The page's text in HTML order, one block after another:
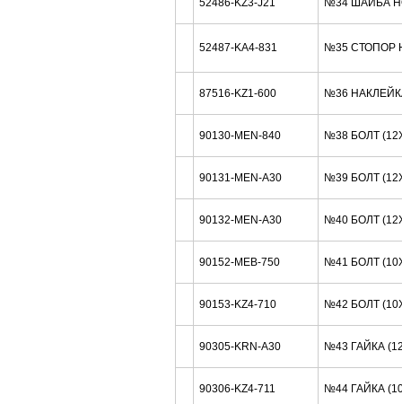
52486-KZ3-J21 №34 ШАЙБА
52487-KA4-831 №35 СТОПОР
87516-KZ1-600 №36
90130-MEN-840 №38 БОЛТ
90131-MEN-A30 №39 БОЛТ
90132-MEN-A30 №40 БОЛТ
90152-MEB-750 №41 БОЛТ
90153-KZ4-710 №42 БОЛТ
90305-KRN-A30 №43 ГАЙКА
90306-KZ4-711 №44 ГАЙКА